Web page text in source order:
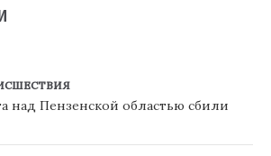
над Пензенской областью сбили